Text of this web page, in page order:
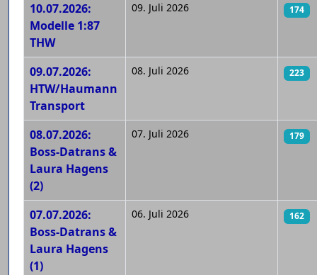
10.07.2026:
Modelle 1:87
THW
09. Juli 2026 174
09.07.2026:
HTW/Haumann
Transport
08. Juli 2026 223
08.07.2026:
Boss-Datrans &
Laura Hagens
(2)
07. Juli 2026 179
07.07.2026:
Boss-Datrans &
Laura Hagens
(1)
06. Juli 2026 162